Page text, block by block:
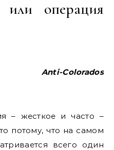
операция
Anti-Colorados
– жесткое и часто –
потому, что на самом
всего один